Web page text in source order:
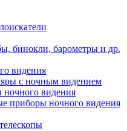
бинокли, барометры и др.
видения
с ночным видением
видения
приборы ночного видения